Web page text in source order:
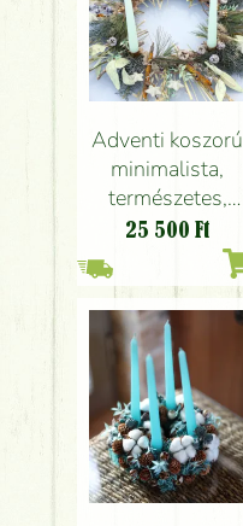
Adventi koszorú
minimalista,
természetes,
modern (45cm)
25 500 Ft